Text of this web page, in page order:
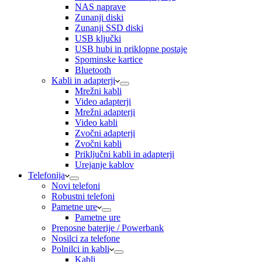
NAS naprave
Zunanji diski
Zunanji SSD diski
USB ključki
USB hubi in priklopne postaje
Spominske kartice
Bluetooth
Kabli in adapterji
Mrežni kabli
Video adapterji
Mrežni adapterji
Video kabli
Zvočni adapterji
Zvočni kabli
Priključni kabli in adapterji
Urejanje kablov
Telefonija
Novi telefoni
Robustni telefoni
Pametne ure
Pametne ure
Prenosne baterije / Powerbank
Nosilci za telefone
Polnilci in kabli
Kabli